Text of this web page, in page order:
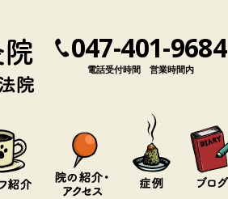
047-401-9684
電話受付時間 営業時間内